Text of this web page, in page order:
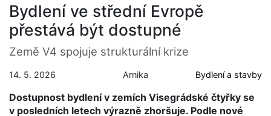
Bydlení ve střední Evropě
přestává být dostupné
Země V4 spojuje strukturální krize
14. 5. 2026 Arnika Bydlení a stavby
Dostupnost bydlení v zemích Visegrádské čtyřky se
v posledních letech výrazně zhoršuje. Podle nové